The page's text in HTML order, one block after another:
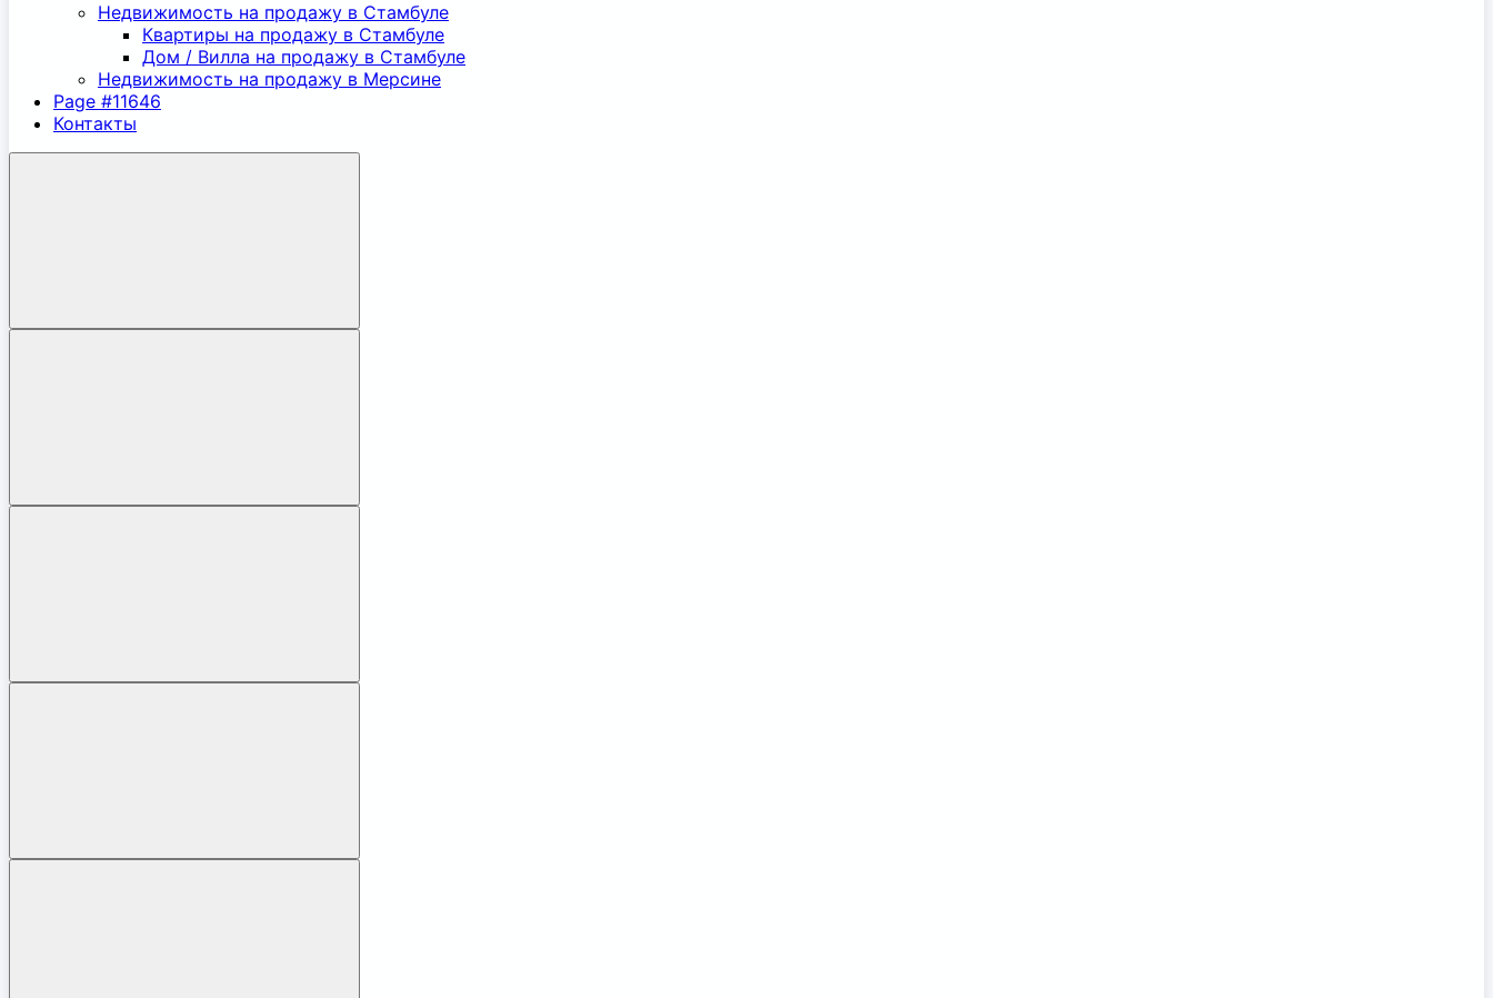
Недвижимость на продажу в Стамбуле
Квартиры на продажу в Стамбуле
Дом / Вилла на продажу в Стамбуле
Недвижимость на продажу в Мерсине
Page #11646
Контакты